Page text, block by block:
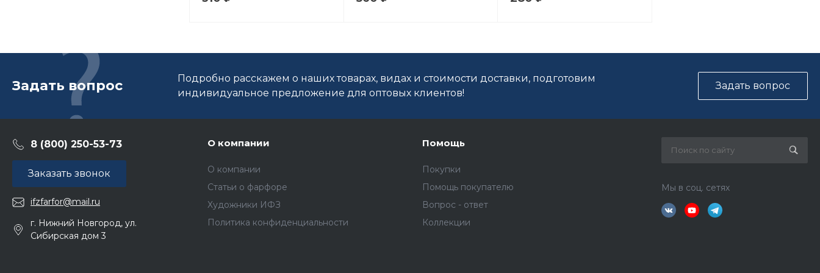
Задать вопрос
Подробно расскажем о наших товарах, видах и стоимости доставки, подготовим
индивидуальное предложение для оптовых клиентов!
Задать вопрос
8 (800) 250-53-73
Заказать звонок
ifzfarfor@mail.ru
г. Нижний Новгород, ул.
Сибирская дом 3
О компании
О компании
Статьи о фарфоре
Художники ИФЗ
Политика конфиденциальности
Помощь
Покупки
Помощь покупателю
Вопрос - ответ
Коллекции
Мы в соц. сетях